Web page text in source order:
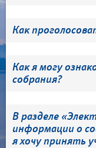
Как
Как я могу
собрания?
В разделе
информации о
я хочу принять